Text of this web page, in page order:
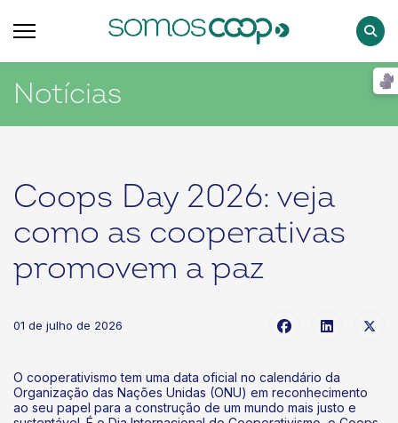
Notícias
Coops Day 2026: veja
como as cooperativas
promovem a paz
01 de julho de 2026
O cooperativismo tem uma data oficial no calendário da
Organização das Nações Unidas (ONU) em reconhecimento
ao seu papel para a construção de um mundo mais justo e